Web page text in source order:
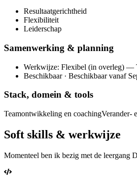
Resultaatgerichtheid
Flexibiliteit
Leiderschap
Samenwerking & planning
Werkwijze: Flexibel (in overleg) —
Beschikbaar · Beschikbaar vanaf
Stack, domein & tools
Teamontwikkeling en coachingVerander-
Soft skills & werkwijze
Momenteel ben ik bezig met de leergang